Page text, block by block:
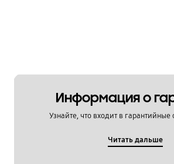
Связь / Сеть / Звонки
Информация о
Узнайте, что входит в гарантийные
Читать дальше